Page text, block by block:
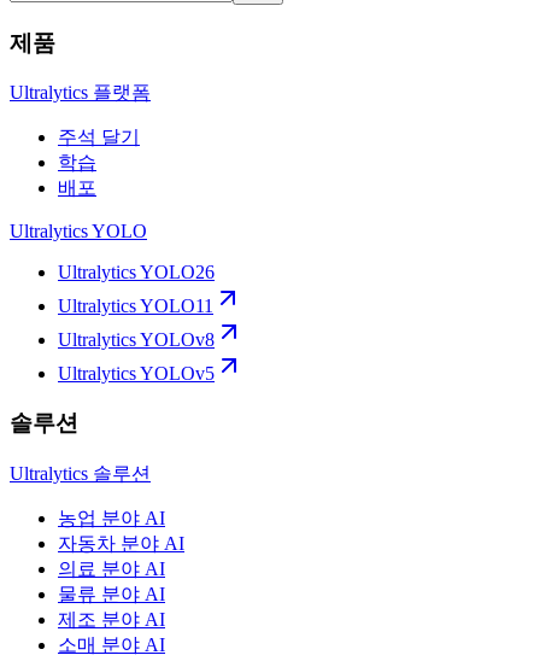
제품
Ultralytics 플랫폼
주석 달기
학습
배포
Ultralytics YOLO
Ultralytics YOLO26
Ultralytics YOLO11
Ultralytics YOLOv8
Ultralytics YOLOv5
솔루션
Ultralytics 솔루션
농업 분야 AI
자동차 분야 AI
의료 분야 AI
물류 분야 AI
제조 분야 AI
소매 분야 AI